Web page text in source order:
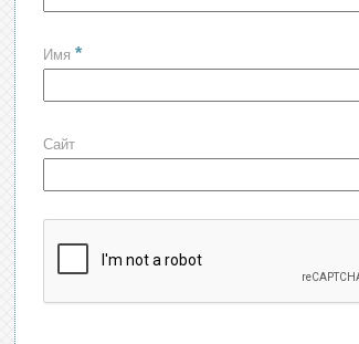
Имя *
Сайт